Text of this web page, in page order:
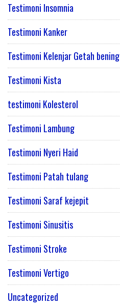
Testimoni Insomnia
Testimoni Kanker
Testimoni Kelenjar Getah bening
Testimoni Kista
testimoni Kolesterol
Testimoni Lambung
Testimoni Nyeri Haid
Testimoni Patah tulang
Testimoni Saraf kejepit
Testimoni Sinusitis
Testimoni Stroke
Testimoni Vertigo
Uncategorized